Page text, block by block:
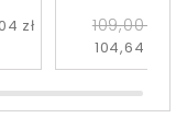
zł 109,00 zł
104,64 zł